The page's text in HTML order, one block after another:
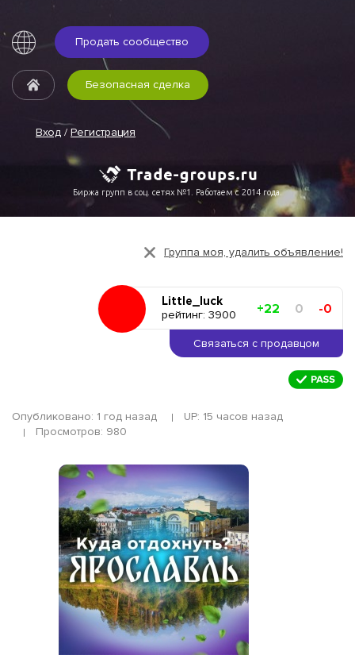
Продать сообщество
Вход / Регистрация
Безопасная сделка
Биржа групп в соц. сетях №1. Работаем с 2014 года.
Группа моя, удалить объявление!
Little_luck
рейтинг: 3900 +22 0 -0
Связаться с продавцом
Опубликовано: 1 год назад
UP: 15 часов назад
Просмотров: 980